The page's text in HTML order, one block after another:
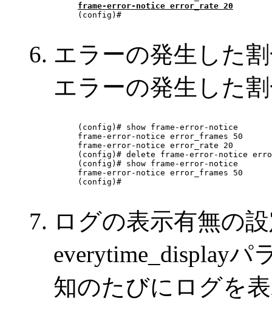
frame-error-notice error_rate 20
(config)#
エラーの発生した
エラーの発生した
(config)# show frame-error-notice
frame-error-notice error_frames 50
frame-error-notice error_rate 20
(config)# delete frame-error-notice
(config)# show frame-error-notice
frame-error-notice error_frames 50
(config)#
ログの表示有無の
everytime_display
知のたびにログを